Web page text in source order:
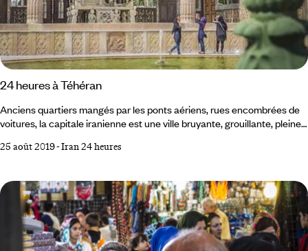
24 heures à Téhéran
Anciens quartiers mangés par les ponts aériens, rues encombrées de
voitures, la capitale iranienne est une ville bruyante, grouillante, pleine
Perse ancienne, on découvre, au fil de ses galeries d’art et bars
dont la presse fait peu l’écho. Que faire à Téhéran ?
25 août 2019-Iran 24 heures